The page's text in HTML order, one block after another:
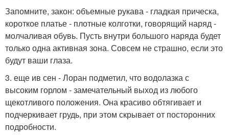
Запомните, закон: объемные рукава - гладкая прическа,
короткое платье - плотные колготки, говорящий наряд -
молчаливая обувь. Пусть внутри большого наряда будет
только одна активная зона. Совсем не страшно, если это
будут ваши глаза.
3. еще ив сен - Лоран подметил, что водолазка с
высоким горлом - замечательный выход из любого
щекотливого положения. Она красиво обтягивает и
подчеркивает грудь, при этом скрывает от посторонних
подробности.